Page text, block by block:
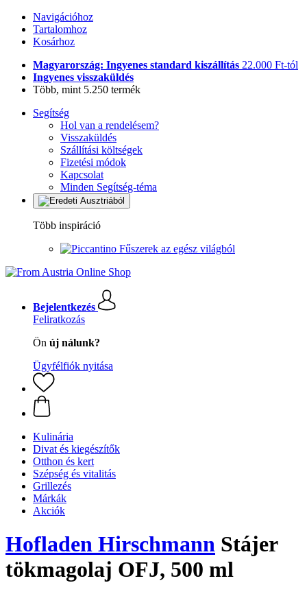
Navigációhoz
Tartalomhoz
Kosárhoz
Magyarország: Ingyenes standard kiszállítás 22.000 Ft-tól
Ingyenes visszaküldés
Több, mint 5.250 termék
Segítség
Hol van a rendelésem?
Visszaküldés
Szállítási költségek
Fizetési módok
Kapcsolat
Minden Segítség-téma
Több inspiráció
Fűszerek az egész világból
Bejelentkezés
Feliratkozás
Ön új nálunk?
Ügyfélfiók nyitása
Kulinária
Divat és kiegészítők
Otthon és kert
Szépség és vitalitás
Grillezés
Márkák
Akciók
Hofladen Hirschmann Stájer
tökmagolaj OFJ, 500 ml